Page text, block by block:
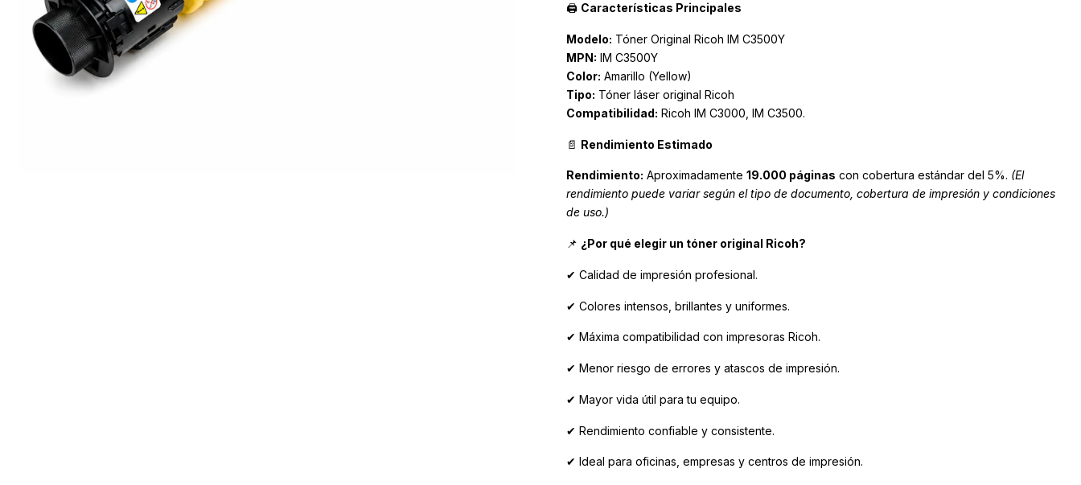
🖨️ Características Principales
Modelo: Tóner Original Ricoh IM C3500Y
MPN: IM C3500Y
Color: Amarillo (Yellow)
Tipo: Tóner láser original Ricoh
Compatibilidad: Ricoh IM C3000, IM C3500.
📄 Rendimiento Estimado
Rendimiento: Aproximadamente 19.000 páginas con cobertura estándar del 5%. (El
rendimiento puede variar según el tipo de documento, cobertura de impresión y condiciones
de uso.)
📌 ¿Por qué elegir un tóner original Ricoh?
✔ Calidad de impresión profesional.
✔ Colores intensos, brillantes y uniformes.
✔ Máxima compatibilidad con impresoras Ricoh.
✔ Menor riesgo de errores y atascos de impresión.
✔ Mayor vida útil para tu equipo.
✔ Rendimiento confiable y consistente.
✔ Ideal para oficinas, empresas y centros de impresión.